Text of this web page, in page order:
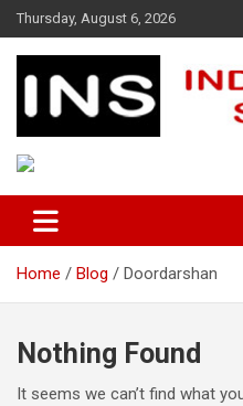
Skip
to
content
Thursday, August 6, 2026
Indian News
Home Blog Doordarshan
Nothing Found
It seems we can’t find what